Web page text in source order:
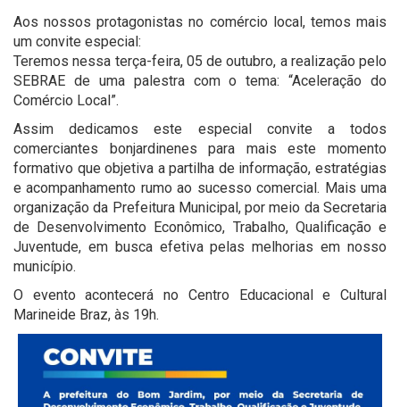
Aos nossos protagonistas no comércio local, temos mais
um convite especial:
Teremos nessa terça-feira, 05 de outubro, a realização pelo
SEBRAE de uma palestra com o tema: “Aceleração do
Comércio Local”.
Assim dedicamos este especial convite a todos
comerciantes bonjardinenes para mais este momento
formativo que objetiva a partilha de informação, estratégias
e acompanhamento rumo ao sucesso comercial. Mais uma
organização da Prefeitura Municipal, por meio da Secretaria
de Desenvolvimento Econômico, Trabalho, Qualificação e
Juventude, em busca efetiva pelas melhorias em nosso
município.
O evento acontecerá no Centro Educacional e Cultural
Marineide Braz, às 19h.